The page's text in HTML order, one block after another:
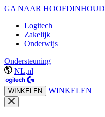
GA NAAR HOOFDINHOUD
Logitech
Zakelijk
Onderwijs
Ondersteuning
NL,nl
WINKELEN WINKELEN